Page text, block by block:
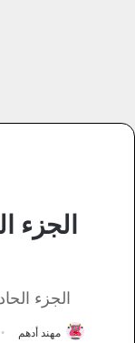
الجزء
الجزء
مهند أدهم